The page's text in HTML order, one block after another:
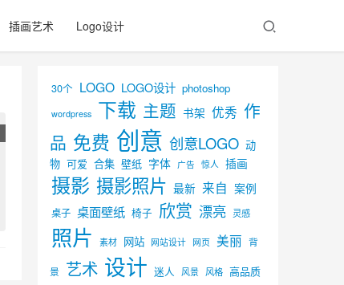
插画艺术 Logo设计
30个 LOGO LOGO设计 photoshop
wordpress 下载 主题 书架 优秀 作
品 免费 创意 创意LOGO 动
物 可爱 合集 壁纸 字体 广告 惊人 插画
摄影 摄影照片 最新 来自 案例
桌子 桌面壁纸 椅子 欣赏 漂亮 灵感
照片 素材 网站 网站设计 网页 美丽 背
景 艺术 设计 迷人 风景 风格 高品质